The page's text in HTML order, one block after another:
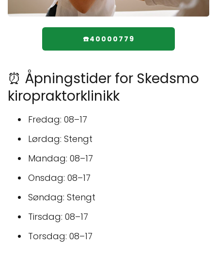
☎️40000779
⏰ Åpningstider for Skedsmo
kiropraktorklinikk
Fredag: 08–17
Lørdag: Stengt
Mandag: 08–17
Onsdag: 08–17
Søndag: Stengt
Tirsdag: 08–17
Torsdag: 08–17